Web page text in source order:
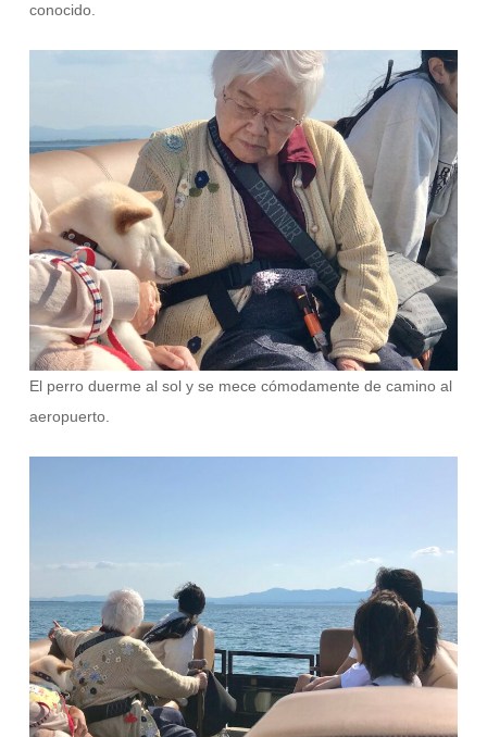
conocido.
El perro duerme al sol y se mece cómodamente de camino al
aeropuerto.